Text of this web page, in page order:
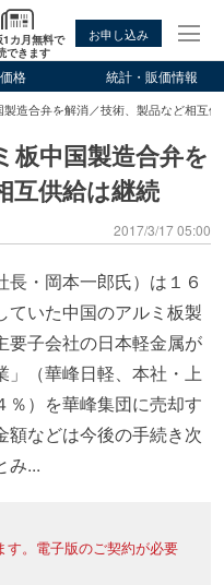
1カ月無料で
できます
お申し込み
格 統計・販価情報
造合弁を解消／技術、製品など相互
板中国製造合弁を
互供給は継続
2017/3/17 05:00
・岡本一郎氏）は１６
ていた中国のアルミ板製
要子会社の日本軽金属が
」（華峰日軽、本社・上
％）を華峰集団に売却す
額などは今後の手続き次
み...
す。電子版のご契約が必要